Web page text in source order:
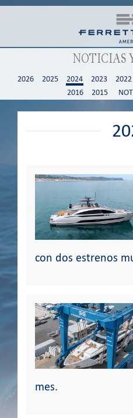
NOTICIAS
2026 2025 2024 2023 2022
2016
2015
con dos estrenos
mes.